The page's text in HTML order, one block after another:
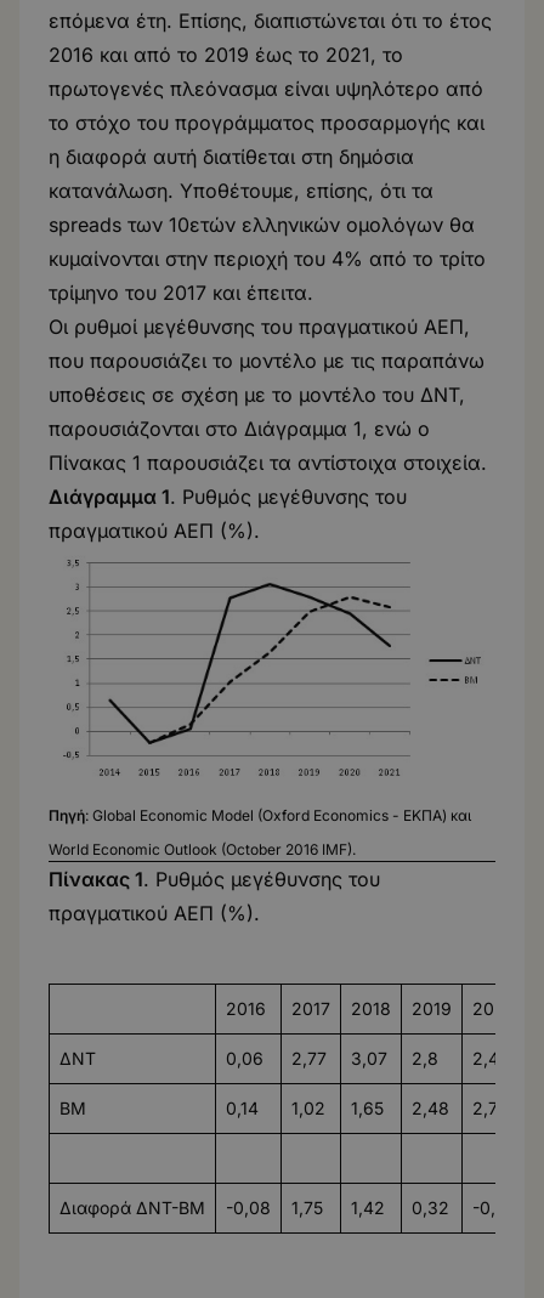
επόμενα έτη. Επίσης, διαπιστώνεται ότι το έτος
2016 και από το 2019 έως το 2021, το
πρωτογενές πλεόνασμα είναι υψηλότερο από
το στόχο του προγράμματος προσαρμογής και
η διαφορά αυτή διατίθεται στη δημόσια
κατανάλωση. Υποθέτουμε, επίσης, ότι τα
spreads των 10ετών ελληνικών ομολόγων θα
κυμαίνονται στην περιοχή του 4% από το τρίτο
τρίμηνο του 2017 και έπειτα.
Οι ρυθμοί μεγέθυνσης του πραγματικού ΑΕΠ,
που παρουσιάζει το μοντέλο με τις παραπάνω
υποθέσεις σε σχέση με το μοντέλο του ΔΝΤ,
παρουσιάζονται στο Διάγραμμα 1, ενώ ο
Πίνακας 1 παρουσιάζει τα αντίστοιχα στοιχεία.
Διάγραμμα 1. Ρυθμός μεγέθυνσης του
πραγματικού ΑΕΠ (%).
Πηγή: Global Economic Model (Oxford Economics - ΕΚΠΑ) και
World Economic Outlook (October 2016 IMF).
Πίνακας 1. Ρυθμός μεγέθυνσης του
πραγματικού ΑΕΠ (%).
2016 2017 2018 2019 2020
ΔΝΤ 0,06 2,77 3,07 2,8 2,45
BM 0,14 1,02 1,65 2,48 2,79
Διαφορά ΔΝΤ-BM -0,08 1,75 1,42 0,32 -0,34